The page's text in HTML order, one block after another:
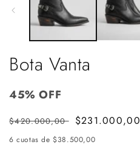
ventana
modal
Bota Vanta
45% OFF
Precio
habitual
$420.000,00 Precio
de
$231.000,00
6 cuotas de $38.500,00